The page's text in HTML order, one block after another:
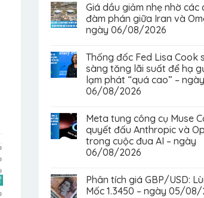
Giá dầu giảm nhẹ nhờ các
đàm phán giữa Iran và
ngày 06/08/2026
Thống đốc Fed Lisa Cook
sàng tăng lãi suất để hạ
lạm phát “quá cao” – ngày
06/08/2026
Meta tung công cụ Muse
quyết đấu Anthropic và
trong cuộc đua AI – ngày
06/08/2026
Phân tích giá GBP/USD:
Mốc 1.3450 – ngày 05/08/